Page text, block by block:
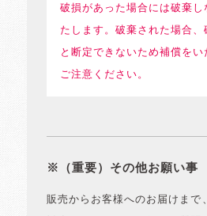
破損があった場合には破棄し
たします。破棄された場合、
と断定できないため補償を
ご注意ください。
※（重要）その他お願い事
販売からお客様へのお届けまで